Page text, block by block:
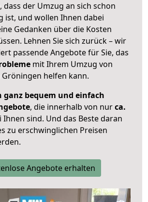
dass der Umzug an sich schon
ist, und wollen Ihnen dabei
Gedanken über die Kosten
Lehnen Sie sich zurück – wir
passende Angebote für Sie, das
mit Ihrem Umzug von
Gröningen helfen kann.
ganz bequem und einfach
, die innerhalb von nurca.
Ihnen sind. Und das Beste daran
zu erschwinglichen Preisen
Angebote erhalten